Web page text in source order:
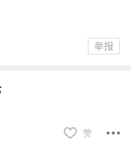
异化收费、绩效
举报
赞